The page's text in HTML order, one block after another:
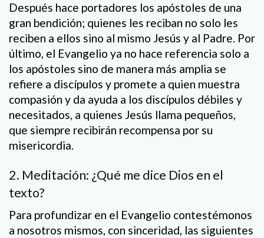
Después hace portadores los apóstoles de una
gran bendición; quienes les reciban no solo les
reciben a ellos sino al mismo Jesús y al Padre. Por
último, el Evangelio ya no hace referencia solo a
los apóstoles sino de manera más amplia se
refiere a discípulos y promete a quien muestra
compasión y da ayuda a los discípulos débiles y
necesitados, a quienes Jesús llama pequeños,
que siempre recibirán recompensa por su
misericordia.
2. Meditación: ¿Qué me dice Dios en el
texto?
Para profundizar en el Evangelio contestémonos
a nosotros mismos, con sinceridad, las siguientes